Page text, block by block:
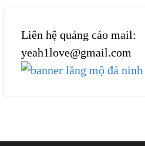
Liên hệ quảng cáo mail:
yeah1love@gmail.com